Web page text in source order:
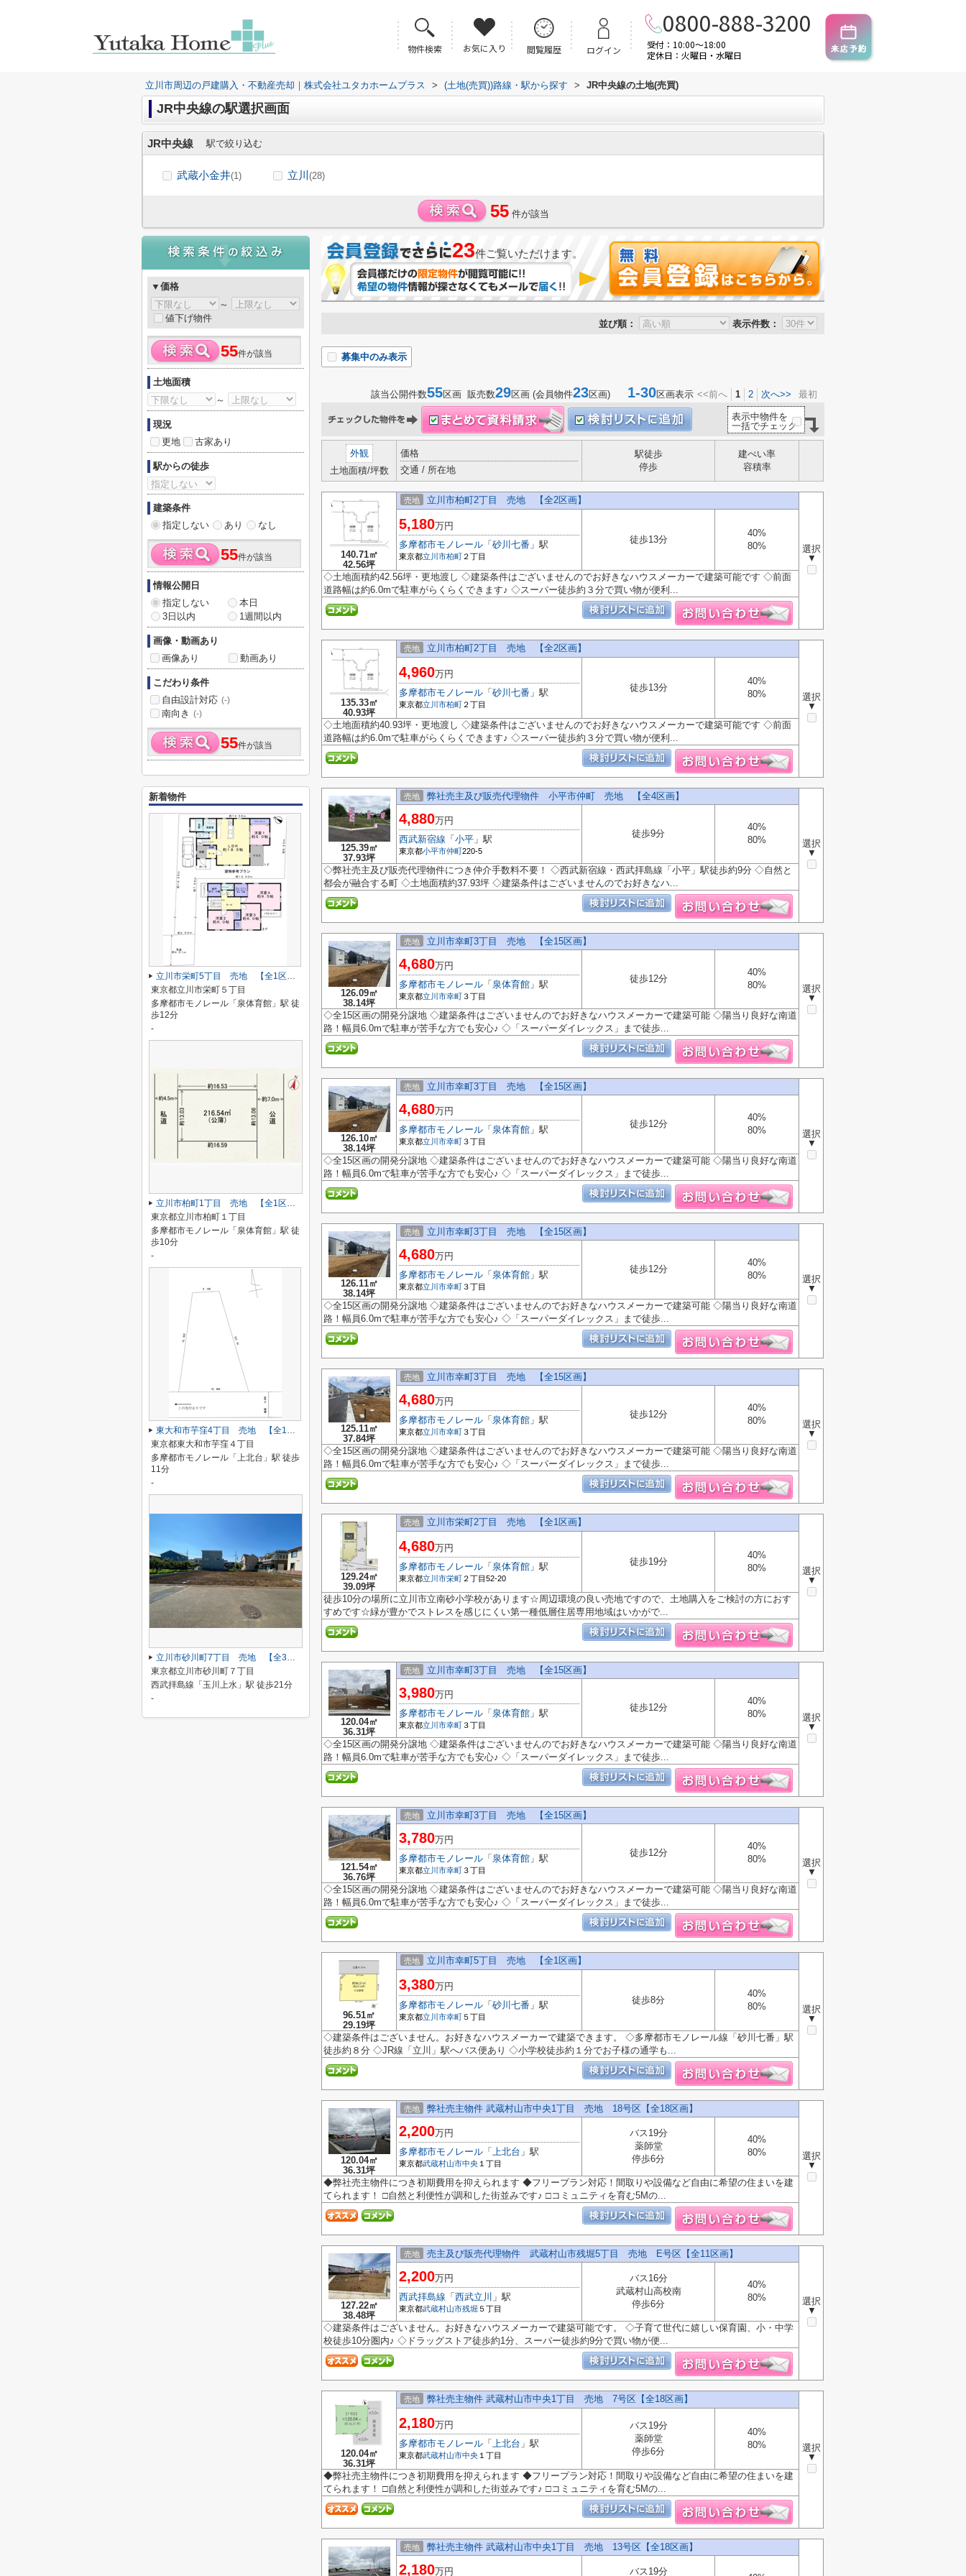
物件検索 お気に入り 閲覧履歴 ログイン
0800-888-3200
受付：10:00～18:00
定休日：火曜日・水曜日
立川市周辺の戸建購入・不動産売却｜株式会社ユタカホームプラス > (土地(売買))路線・駅から探す > JR中央線の土地(売買)
JR中央線の駅選択画面
JR中央線 駅で絞り込む
武蔵小金井(1) 立川 (28)
55 件が該当
23件ご覧いただけます。
並び順： 表示件数：
募集中のみ表示
該当公開件数55区画 販売数29区画 (会員物件23区画) 1-30区画表示 <<前へ 1 2 次へ>> 最初
表示中物件を
一括でチェック
外観
土地面積/坪数
価格
交通 / 所在地
駅徒歩
停歩
建ぺい率
容積率
140.71㎡
42.56坪
売地 立川市柏町2丁目 売地 【全2区画】
選択
▼
5,180万円
多摩都市モノレール 「 砂川七番 」駅
東京都立川市柏町 ２丁目
徒歩13分
40%
80%
◇土地面積約42.56坪・更地渡し ◇建築条件はございませんのでお好きなハウスメーカーで建築可能です ◇前面
道路幅は約6.0mで駐車がらくらくできます♪ ◇スーパー徒歩約３分で買い物が便利...
135.33㎡
40.93坪
売地 立川市柏町2丁目 売地 【全2区画】
選択
▼
4,960万円
多摩都市モノレール 「 砂川七番 」駅
東京都立川市柏町 ２丁目
徒歩13分
40%
80%
◇土地面積約40.93坪・更地渡し ◇建築条件はございませんのでお好きなハウスメーカーで建築可能です ◇前面
道路幅は約6.0mで駐車がらくらくできます♪ ◇スーパー徒歩約３分で買い物が便利...
125.39㎡
37.93坪
売地 弊社売主及び販売代理物件 小平市仲町 売地 【全4区画】
選択
▼
4,880万円
西武新宿線 「 小平 」駅
東京都小平市仲町220-5
徒歩9分
40%
80%
◇弊社売主及び販売代理物件につき仲介手数料不要！ ◇西武新宿線・西武拝島線「小平」駅徒歩約9分 ◇自然と
都会が融合する町 ◇土地面積約37.93坪 ◇建築条件はございませんのでお好きなハ...
126.09㎡
38.14坪
売地 立川市幸町3丁目 売地 【全15区画】
選択
▼
4,680万円
多摩都市モノレール 「 泉体育館 」駅
東京都立川市幸町 ３丁目
徒歩12分
40%
80%
◇全15区画の開発分譲地 ◇建築条件はございませんのでお好きなハウスメーカーで建築可能 ◇陽当り良好な南道
路！幅員6.0mで駐車が苦手な方でも安心♪ ◇「スーパーダイレックス」まで徒歩...
126.10㎡
38.14坪
売地 立川市幸町3丁目 売地 【全15区画】
選択
▼
4,680万円
多摩都市モノレール 「 泉体育館 」駅
東京都立川市幸町 ３丁目
徒歩12分
40%
80%
◇全15区画の開発分譲地 ◇建築条件はございませんのでお好きなハウスメーカーで建築可能 ◇陽当り良好な南道
路！幅員6.0mで駐車が苦手な方でも安心♪ ◇「スーパーダイレックス」まで徒歩...
126.11㎡
38.14坪
売地 立川市幸町3丁目 売地 【全15区画】
選択
▼
4,680万円
多摩都市モノレール 「 泉体育館 」駅
東京都立川市幸町 ３丁目
徒歩12分
40%
80%
◇全15区画の開発分譲地 ◇建築条件はございませんのでお好きなハウスメーカーで建築可能 ◇陽当り良好な南道
路！幅員6.0mで駐車が苦手な方でも安心♪ ◇「スーパーダイレックス」まで徒歩...
125.11㎡
37.84坪
売地 立川市幸町3丁目 売地 【全15区画】
選択
▼
4,680万円
多摩都市モノレール 「 泉体育館 」駅
東京都立川市幸町 ３丁目
徒歩12分
40%
80%
◇全15区画の開発分譲地 ◇建築条件はございませんのでお好きなハウスメーカーで建築可能 ◇陽当り良好な南道
路！幅員6.0mで駐車が苦手な方でも安心♪ ◇「スーパーダイレックス」まで徒歩...
129.24㎡
39.09坪
売地 立川市栄町2丁目 売地 【全1区画】
選択
▼
4,680万円
多摩都市モノレール 「 泉体育館 」駅
東京都立川市栄町 ２丁目52-20
徒歩19分
40%
80%
徒歩10分の場所に立川市立南砂小学校があります☆周辺環境の良い売地ですので、土地購入をご検討の方におす
すめです☆緑が豊かでストレスを感じにくい第一種低層住居専用地域はいかがで...
120.04㎡
36.31坪
売地 立川市幸町3丁目 売地 【全15区画】
選択
▼
3,980万円
多摩都市モノレール 「 泉体育館 」駅
東京都立川市幸町 ３丁目
徒歩12分
40%
80%
◇全15区画の開発分譲地 ◇建築条件はございませんのでお好きなハウスメーカーで建築可能 ◇陽当り良好な南道
路！幅員6.0mで駐車が苦手な方でも安心♪ ◇「スーパーダイレックス」まで徒歩...
121.54㎡
36.76坪
売地 立川市幸町3丁目 売地 【全15区画】
選択
▼
3,780万円
多摩都市モノレール 「 泉体育館 」駅
東京都立川市幸町 ３丁目
徒歩12分
40%
80%
◇全15区画の開発分譲地 ◇建築条件はございませんのでお好きなハウスメーカーで建築可能 ◇陽当り良好な南道
路！幅員6.0mで駐車が苦手な方でも安心♪ ◇「スーパーダイレックス」まで徒歩...
96.51㎡
29.19坪
売地 立川市幸町5丁目 売地 【全1区画】
選択
▼
3,380万円
多摩都市モノレール 「 砂川七番 」駅
東京都立川市幸町 ５丁目
徒歩8分
40%
80%
◇建築条件はございません。お好きなハウスメーカーで建築できます。 ◇多摩都市モノレール線「砂川七番」駅
徒歩約８分 ◇JR線「立川」駅へバス便あり ◇小学校徒歩約１分でお子様の通学も...
120.04㎡
36.31坪
売地 弊社売主物件 武蔵村山市中央1丁目 売地 18号区【全18区画】
選択
▼
2,200万円
多摩都市モノレール 「 上北台 」駅
東京都武蔵村山市中央 １丁目
バス19分
薬師堂
停歩6分
40%
80%
◆弊社売主物件につき初期費用を抑えられます ◆フリープラン対応！間取りや設備など自由に希望の住まいを建
てられます！ □自然と利便性が調和した街並みです♪ □コミュニティを育む5Mの...
127.22㎡
38.48坪
売地 売主及び販売代理物件 武蔵村山市残堀5丁目 売地 E号区【全11区画】
選択
▼
2,200万円
西武拝島線 「 西武立川 」駅
東京都武蔵村山市残堀 ５丁目
バス16分
武蔵村山高校南
停歩6分
40%
80%
◇建築条件はございません。お好きなハウスメーカーで建築可能です。 ◇子育て世代に嬉しい保育園、小・中学
校徒歩10分圏内♪ ◇ドラッグストア徒歩約1分、スーパー徒歩約9分で買い物が便...
120.04㎡
36.31坪
売地 弊社売主物件 武蔵村山市中央1丁目 売地 7号区【全18区画】
選択
▼
2,180万円
多摩都市モノレール 「 上北台 」駅
東京都武蔵村山市中央 １丁目
バス19分
薬師堂
停歩6分
40%
80%
◆弊社売主物件につき初期費用を抑えられます ◆フリープラン対応！間取りや設備など自由に希望の住まいを建
てられます！ □自然と利便性が調和した街並みです♪ □コミュニティを育む5Mの...
売地 弊社売主物件 武蔵村山市中央1丁目 売地 13号区【全18区画】
2,180万円 バス19分
▼価格
～
値下げ物件
55件が該当
土地面積
～
現況
更地
古家あり
駅からの徒歩
建築条件
指定しない
あり なし
55件が該当
情報公開日
指定しない
本日
3日以内
1週間以内
画像・動画あり
画像あり
動画あり
こだわり条件
自由設計対応 (-)
南向き (-)
55件が該当
新着物件
立川市栄町5丁目 売地 【全1区画】
東京都立川市栄町５丁目
多摩都市モノレール「泉体育館」駅 徒
歩12分
-
立川市柏町1丁目 売地 【全1区画】
東京都立川市柏町１丁目
多摩都市モノレール「泉体育館」駅 徒
歩10分
-
東大和市芋窪4丁目 売地 【全1区画】
東京都東大和市芋窪４丁目
多摩都市モノレール「上北台」駅 徒歩
11分
-
立川市砂川町7丁目 売地 【全3区画】
東京都立川市砂川町７丁目
西武拝島線「玉川上水」駅 徒歩21分
-